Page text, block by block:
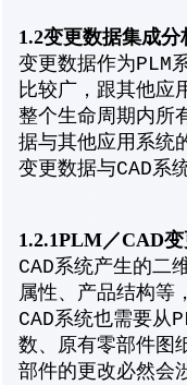
1.2变更数据集成分
变更数据作为PLM
比较广，跟其他应
整个生命周期内所
据与其他应用系统
变更数据与CAD系
1.2.1PLM／CAD
CAD系统产生的二
属性、产品结构等
CAD系统也需要从
数、原有零部件图
部件的更改必然会